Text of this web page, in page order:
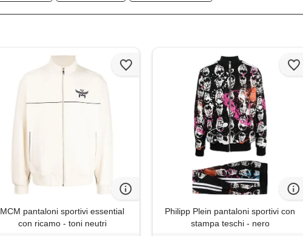
MCM pantaloni sportivi essential
con ricamo - toni neutri
Philipp Plein pantaloni sportivi con
stampa teschi - nero